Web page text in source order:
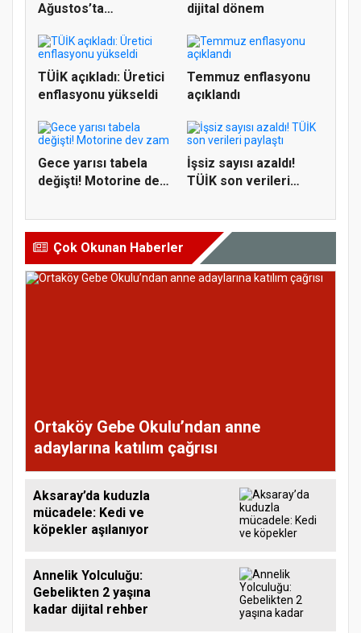
Ağustos’ta
dijital dönem
TÜİK açıkladı: Üretici
enflasyonu yükseldi
Temmuz enflasyonu
açıklandı
Gece yarısı tabela
değişti! Motorine dev
İşsiz sayısı azaldı!
TÜİK son verileri
Çok Okunan Haberler
Ortaköy Gebe Okulu’ndan anne
adaylarına katılım çağrısı
Aksaray’da kuduzla
mücadele: Kedi ve
köpekler aşılanıyor
Annelik Yolculuğu:
Gebelikten 2 yaşına
kadar dijital rehber